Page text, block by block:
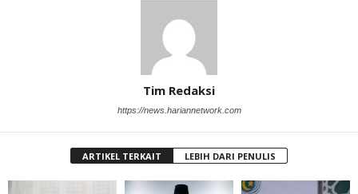
Tim Redaksi
https://news.hariannetwork.com
ARTIKEL TERKAIT LEBIH DARI PENULIS